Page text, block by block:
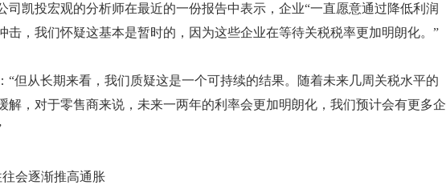
凯投宏观的分析师在最近的一份报告中表示，企业“一直愿意通过降低利润
击，我们怀疑这基本是暂时的，因为这些企业在等待关税税率更加明朗化。”
从长期来看，我们质疑这是一个可持续的结果。随着未来几周关税水平的
解，对于零售商来说，未来一两年的利率会更加明朗化，我们预计会有更多企
会逐渐推高通胀